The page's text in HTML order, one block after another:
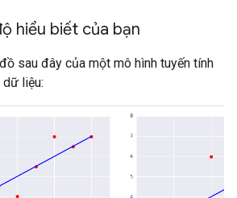
hiểu biết của bạn
sau đây của một mô hình tuyến tính
liệu: